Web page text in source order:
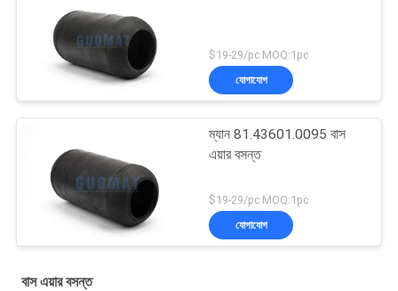
$19-29/pc MOQ:1pc
যোগাযোগ
ম্যান 81.43601.0095 বাস
এয়ার বসন্ত
$19-29/pc MOQ:1pc
যোগাযোগ
বাস এয়ার বসন্ত